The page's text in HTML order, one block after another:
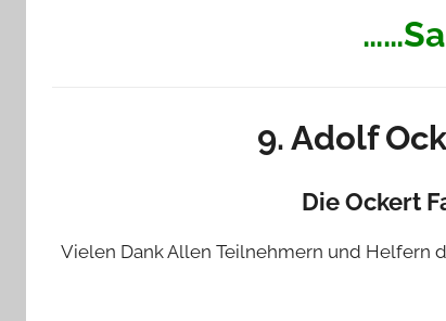
9. Adolf
Die Ockert
Vielen Dank Allen Teilnehmern und Helfern